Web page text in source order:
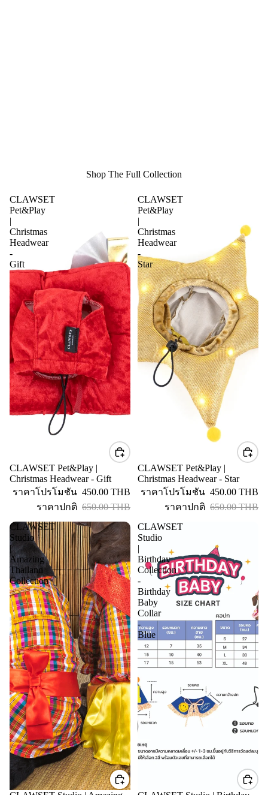
Shop The Full Collection
CLAWSET
Pet&Play
|
Christmas
Headwear
-
Gift
ลดราคา
CLAWSET Pet&Play |
Christmas Headwear - Gift
ราคาโปรโมชัน 450.00 THB
ราคาปกติ 650.00 THB
CLAWSET
Pet&Play
|
Christmas
Headwear
-
Star
ลดราคา
CLAWSET Pet&Play |
Christmas Headwear - Star
ราคาโปรโมชัน 450.00 THB
ราคาปกติ 650.00 THB
CLAWSET
Studio
|
Amazing
Thailand
Collection
CLAWSET
Studio
|
Birthday
Collection
-
Birthday
Baby
Collar
-
Blue